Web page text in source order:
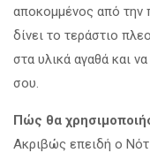
αποκομμένος από την
δίνει το τεράστιο
στα υλικά αγαθά και
σου.
Πώς θα
Ακριβώς επειδή ο